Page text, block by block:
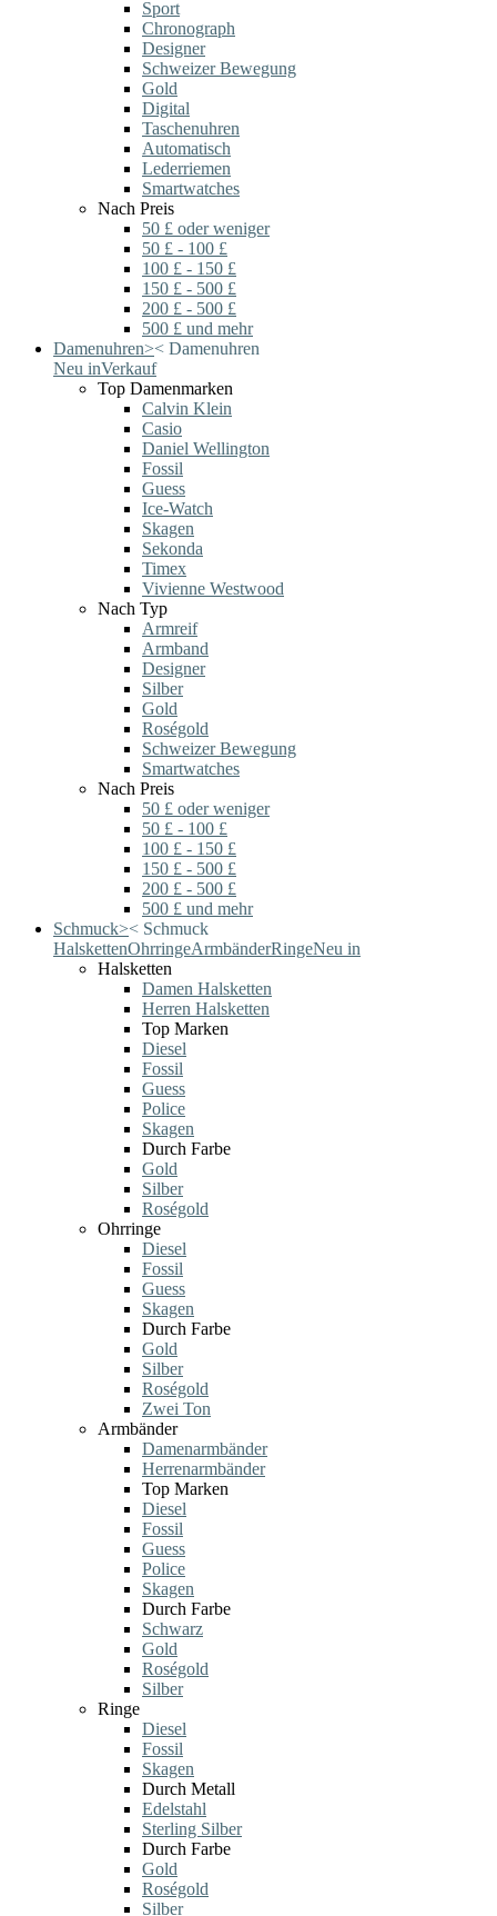
Sport
Chronograph
Designer
Schweizer Bewegung
Gold
Digital
Taschenuhren
Automatisch
Lederriemen
Smartwatches
Nach Preis
50 £ oder weniger
50 £ - 100 £
100 £ - 150 £
150 £ - 500 £
200 £ - 500 £
500 £ und mehr
Damenuhren>< Damenuhren
Neu inVerkauf
Top Damenmarken
Calvin Klein
Casio
Daniel Wellington
Fossil
Guess
Ice-Watch
Skagen
Sekonda
Timex
Vivienne Westwood
Nach Typ
Armreif
Armband
Designer
Silber
Gold
Roségold
Schweizer Bewegung
Smartwatches
Nach Preis
50 £ oder weniger
50 £ - 100 £
100 £ - 150 £
150 £ - 500 £
200 £ - 500 £
500 £ und mehr
Schmuck>< Schmuck
HalskettenOhrringeArmbänderRingeNeu in
Halsketten
Damen Halsketten
Herren Halsketten
Top Marken
Diesel
Fossil
Guess
Police
Skagen
Durch Farbe
Gold
Silber
Roségold
Ohrringe
Diesel
Fossil
Guess
Skagen
Durch Farbe
Gold
Silber
Roségold
Zwei Ton
Armbänder
Damenarmbänder
Herrenarmbänder
Top Marken
Diesel
Fossil
Guess
Police
Skagen
Durch Farbe
Schwarz
Gold
Roségold
Silber
Ringe
Diesel
Fossil
Skagen
Durch Metall
Edelstahl
Sterling Silber
Durch Farbe
Gold
Roségold
Silber